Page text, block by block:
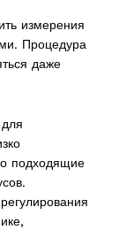
измерения
Процедура
даже
подходящие